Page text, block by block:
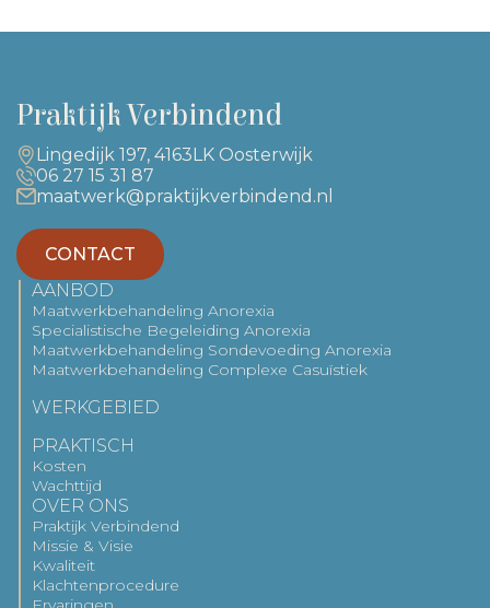
Praktijk Verbindend
Lingedijk 197, 4163LK Oosterwijk
06 27 15 31 87
maatwerk@praktijkverbindend.nl
CONTACT
AANBOD
Maatwerkbehandeling Anorexia
Specialistische Begeleiding Anorexia
Maatwerkbehandeling Sondevoeding Anorexia
Maatwerkbehandeling Complexe Casuïstiek
WERKGEBIED
PRAKTISCH
Kosten
Wachttijd
OVER ONS
Praktijk Verbindend
Missie & Visie
Kwaliteit
Klachtenprocedure